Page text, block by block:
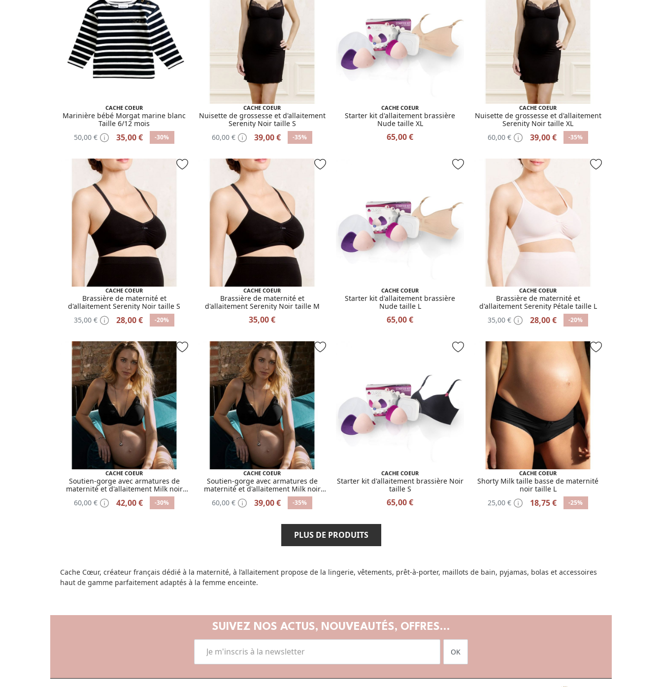
CACHE COEUR
Marinière bébé Morgat marine blanc
Taille 6/12 mois
50,00 €
35,00 € -30%
CACHE COEUR
Nuisette de grossesse et d'allaitement
Serenity Noir taille S
60,00 €
39,00 € -35%
CACHE COEUR
Starter kit d'allaitement brassière
Nude taille XL
65,00 €
CACHE COEUR
Nuisette de grossesse et d'allaitement
Serenity Noir taille XL
60,00 €
39,00 € -35%
CACHE COEUR
Brassière de maternité et
d'allaitement Serenity Noir taille S
35,00 €
28,00 € -20%
CACHE COEUR
Brassière de maternité et
d'allaitement Serenity Noir taille M
35,00 €
CACHE COEUR
Starter kit d'allaitement brassière
Nude taille L
65,00 €
CACHE COEUR
Brassière de maternité et
d'allaitement Serenity Pétale taille L
35,00 €
28,00 € -20%
CACHE COEUR
Soutien-gorge avec armatures de
maternité et d'allaitement Milk noir
60,00 € 42,00 € -30%
CACHE COEUR
Soutien-gorge avec armatures de
maternité et d'allaitement Milk noir
60,00 € 39,00 € -35%
CACHE COEUR
Starter kit d'allaitement brassière Noir
taille S
65,00 €
CACHE COEUR
Shorty Milk taille basse de maternité
noir taille L
25,00 €
18,75 € -25%
PLUS DE PRODUITS
Cache Cœur, créateur français dédié à la maternité, à l’allaitement propose de la lingerie, vêtements, prêt-à-porter, maillots de bain, pyjamas, bolas et accessoires
haut de gamme parfaitement adaptés à la femme enceinte.
SUIVEZ NOS ACTUS, NOUVEAUTÉS, OFFRES...
OK